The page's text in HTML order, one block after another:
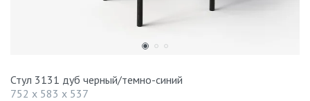
Стул 3131 дуб черный/темно-синий
752 x 583 x 537